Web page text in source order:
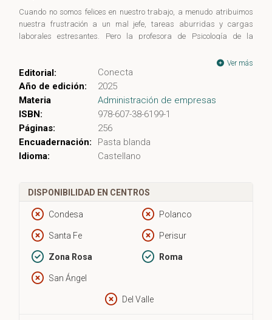
Cuando no somos felices en nuestro trabajo, a menudo atribuimos
nuestra frustración a un mal jefe, tareas aburridas y cargas
laborales estresantes. Pero la profesora de Psicología de la
insatisfacción viene de una necesidad psicológica más profunda
que no se está cumpliendo en el trabajo: Crisis de identidad: ¿tu
trabajo ya no coincide con tu yo actual? Desarraigo: ¿ya no reconoces
el trabajo que alguna vez amaste? Sobrecarga: ¿estás asumiendo
demasiados roles en el trabajo, cambiando de tareas con
segundón: ¿siempre sientes que quedas en segundo lugar? Ser la
estrella infravalorada: ¿te va muy bien en el trabajo, pero las
personas a tu alrededor no reconocen tu desempeño?
la autora te ayuda a identificar la razón verdadera de tu infelicidad
y te muestra cómo utilizar ese conocimiento para encontrar un
puesto diferente, otra empresa o una nueva industria donde puedas
desenvolver todo tu potencial.
Ver más
Editorial:
Conecta
Año de edición:
2025
Materia
Administración de empresas
ISBN:
978-607-38-6199-1
Páginas:
256
Encuadernación:
Pasta blanda
Idioma:
Castellano
DISPONIBILIDAD EN CENTROS
Condesa Polanco
Santa Fe Perisur
Zona Rosa Roma
San Ángel
Del Valle